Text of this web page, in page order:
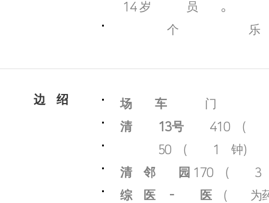
需 14 岁以上人员使用。
每月最后一个星期四健美俱乐
酒店周边介绍 机场大巴车站
酒店门口
距清潭站 13号出口
410米(步
50米(步行 1分钟)
距清潭邻郊公园 170米(步行 3
距综合医院 - 健康医院 (后面为